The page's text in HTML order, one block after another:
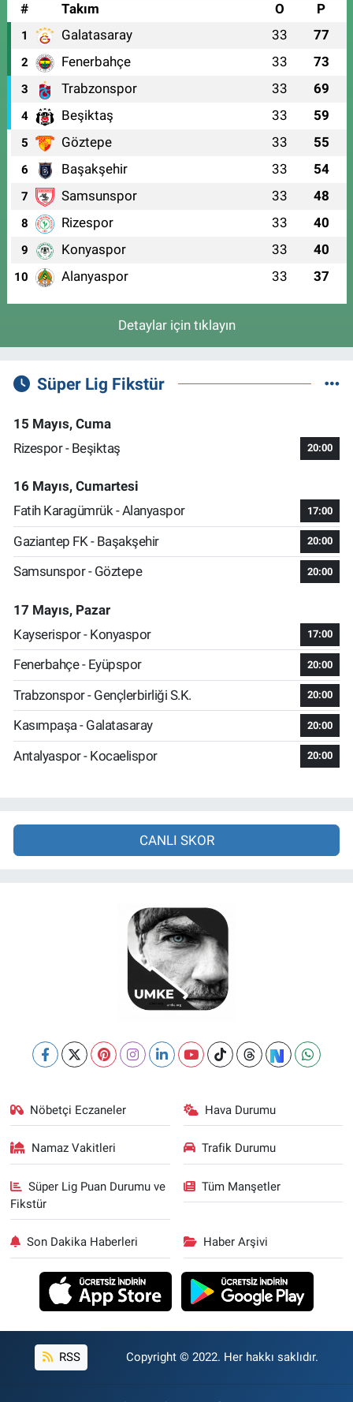
#
Takım O P
1 Galatasaray 33 77
2 Fenerbahçe 33 73
3 Trabzonspor 33 69
4 Beşiktaş 33 59
5 Göztepe 33 55
6 Başakşehir 33 54
7 Samsunspor 33 48
8 Rizespor 33 40
9 Konyaspor 33 40
10 Alanyaspor 33 37
Detaylar için tıklayın
Süper Lig Fikstür
15 Mayıs, Cuma
Rizespor - Beşiktaş
20:00
16 Mayıs, Cumartesi
Fatih Karagümrük - Alanyaspor
17:00
Gaziantep FK - Başakşehir 20:00
Samsunspor - Göztepe 20:00
17 Mayıs, Pazar
Kayserispor - Konyaspor
17:00
Fenerbahçe - Eyüpspor 20:00
Trabzonspor - Gençlerbirliği S.K. 20:00
Kasımpaşa - Galatasaray 20:00
Antalyaspor - Kocaelispor 20:00
CANLI SKOR
Nöbetçi Eczaneler Hava Durumu
Namaz Vakitleri Trafik Durumu
Süper Lig Puan Durumu ve
Fikstür
Tüm Manşetler
Son Dakika Haberleri Haber Arşivi
RSS Copyright © 2022. Her hakkı saklıdır.